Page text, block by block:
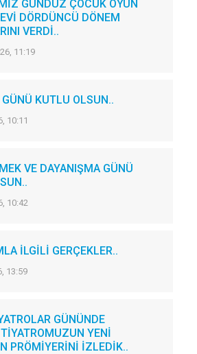
GÜNDÜZ ÇOCUK OYUN
DÖRDÜNCÜ DÖNEM
VERDİ..
11:19
KUTLU OLSUN..
10:11
VE DAYANIŞMA GÜNÜ
10:42
İLGİLİ GERÇEKLER..
13:59
GÜNÜNDE
YENİ
PRÖMİYERİNİ İZLEDİK..